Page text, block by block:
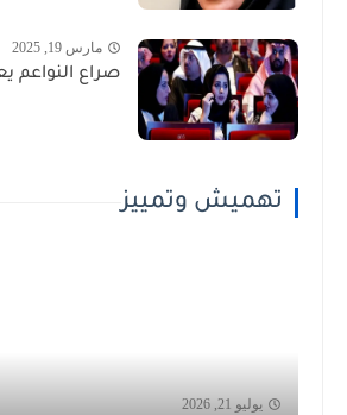
مارس 19, 2025
صراع النواعم
تهميش وتمييز
يوليو 21, 2026